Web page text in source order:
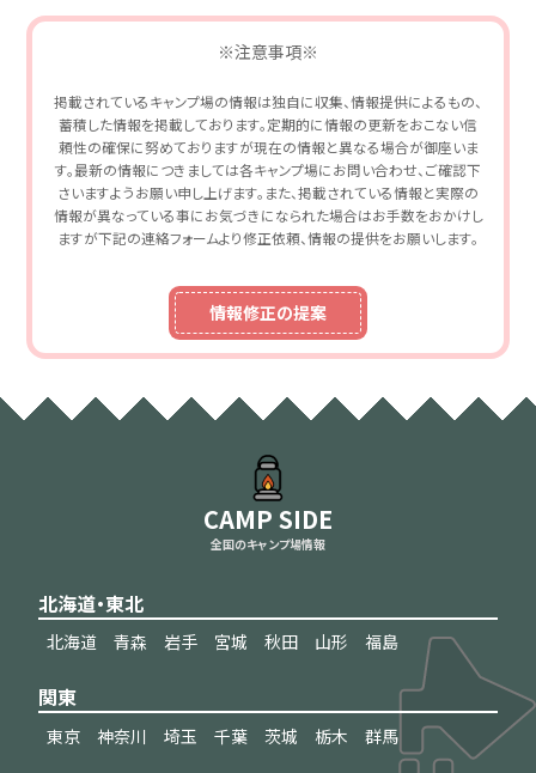
※注意事項※
掲載されているキャンプ場の情報は独自に収集、情報提供によるもの、
蓄積した情報を掲載しております。定期的に情報の更新をおこない信
頼性の確保に努めておりますが現在の情報と異なる場合が御座いま
す。最新の情報につきましては各キャンプ場にお問い合わせ、ご確認下
さいますようお願い申し上げます。また、掲載されている情報と実際の
情報が異なっている事にお気づきになられた場合はお手数をおかけし
ますが下記の連絡フォームより修正依頼、情報の提供をお願いします。
情報修正の提案
CAMP SIDE
全国のキャンプ場情報
北海道・東北
北海道 青森 岩手 宮城 秋田 山形 福島
関東
東京 神奈川 埼玉 千葉 茨城 栃木 群馬